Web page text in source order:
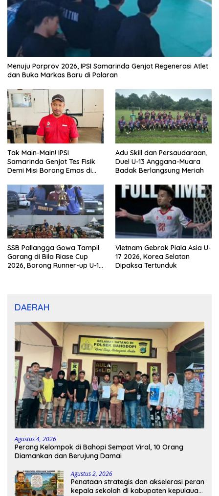
Menuju Porprov 2026, IPSI Samarinda Genjot Regenerasi Atlet
dan Buka Markas Baru di Palaran
Tak Main-Main! IPSI
Samarinda Genjot Tes Fisik
Demi Misi Borong Emas di
Adu Skill dan Persaudaraan,
Duel U-13 Anggana-Muara
Badak Berlangsung Meriah
SSB Pallangga Gowa Tampil
Garang di Bila Riase Cup
2026, Borong Runner-up U-10
Vietnam Gebrak Piala Asia U-
17 2026, Korea Selatan
Dipaksa Tertunduk
DAERAH
Agustus 4, 2026
Perang Kelompok di Bahopi Sempat Viral, 10 Orang
Diamankan dan Berujung Damai
Agustus 2, 2026
Penataan strategis dan akselerasi peran
kepala sekolah di kabupaten kepulauan